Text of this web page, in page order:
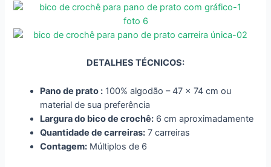
foto 6
DETALHES TÉCNICOS:
Pano de prato : 100% algodão – 47 x 74 cm ou
material de sua preferência
Largura do bico de crochê: 6 cm aproximadamente
Quantidade de carreiras: 7 carreiras
Contagem: Múltiplos de 6